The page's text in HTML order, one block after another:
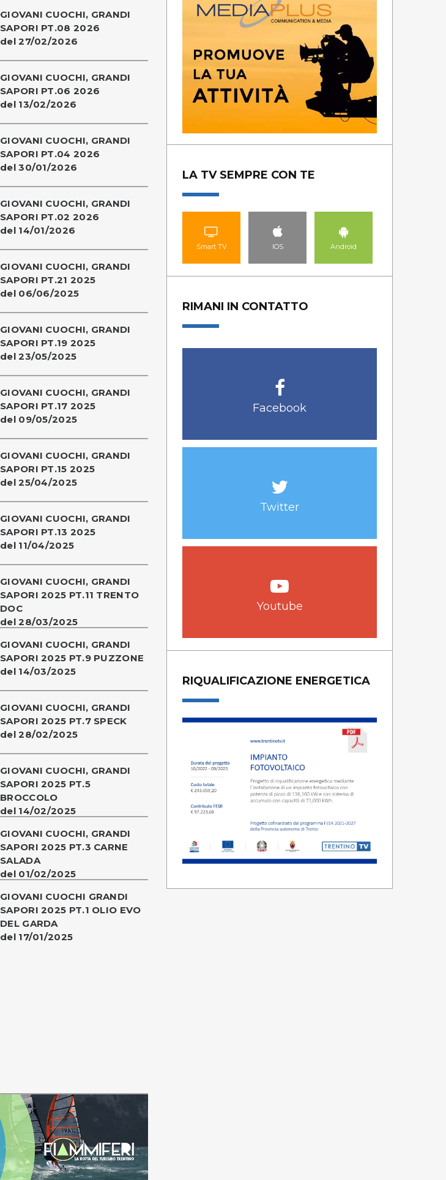
GIOVANI CUOCHI, GRANDI
SAPORI PT.08 2026
del 27/02/2026
GIOVANI CUOCHI, GRANDI
SAPORI PT.06 2026
del 13/02/2026
GIOVANI CUOCHI, GRANDI
SAPORI PT.04 2026
del 30/01/2026
GIOVANI CUOCHI, GRANDI
SAPORI PT.02 2026
del 14/01/2026
GIOVANI CUOCHI, GRANDI
SAPORI PT.21 2025
del 06/06/2025
GIOVANI CUOCHI, GRANDI
SAPORI PT.19 2025
del 23/05/2025
GIOVANI CUOCHI, GRANDI
SAPORI PT.17 2025
del 09/05/2025
GIOVANI CUOCHI, GRANDI
SAPORI PT.15 2025
del 25/04/2025
GIOVANI CUOCHI, GRANDI
SAPORI PT.13 2025
del 11/04/2025
GIOVANI CUOCHI, GRANDI
SAPORI 2025 PT.11 TRENTO
DOC
del 28/03/2025
GIOVANI CUOCHI, GRANDI
SAPORI 2025 PT.9 PUZZONE
del 14/03/2025
GIOVANI CUOCHI, GRANDI
SAPORI 2025 PT.7 SPECK
del 28/02/2025
GIOVANI CUOCHI, GRANDI
SAPORI 2025 PT.5
BROCCOLO
del 14/02/2025
GIOVANI CUOCHI, GRANDI
SAPORI 2025 PT.3 CARNE
SALADA
del 01/02/2025
GIOVANI CUOCHI GRANDI
SAPORI 2025 PT.1 OLIO EVO
DEL GARDA
del 17/01/2025
LA TV SEMPRE CON TE
Smart TV IOS Android
RIMANI IN CONTATTO
Facebook
Twitter
Youtube
RIQUALIFICAZIONE ENERGETICA